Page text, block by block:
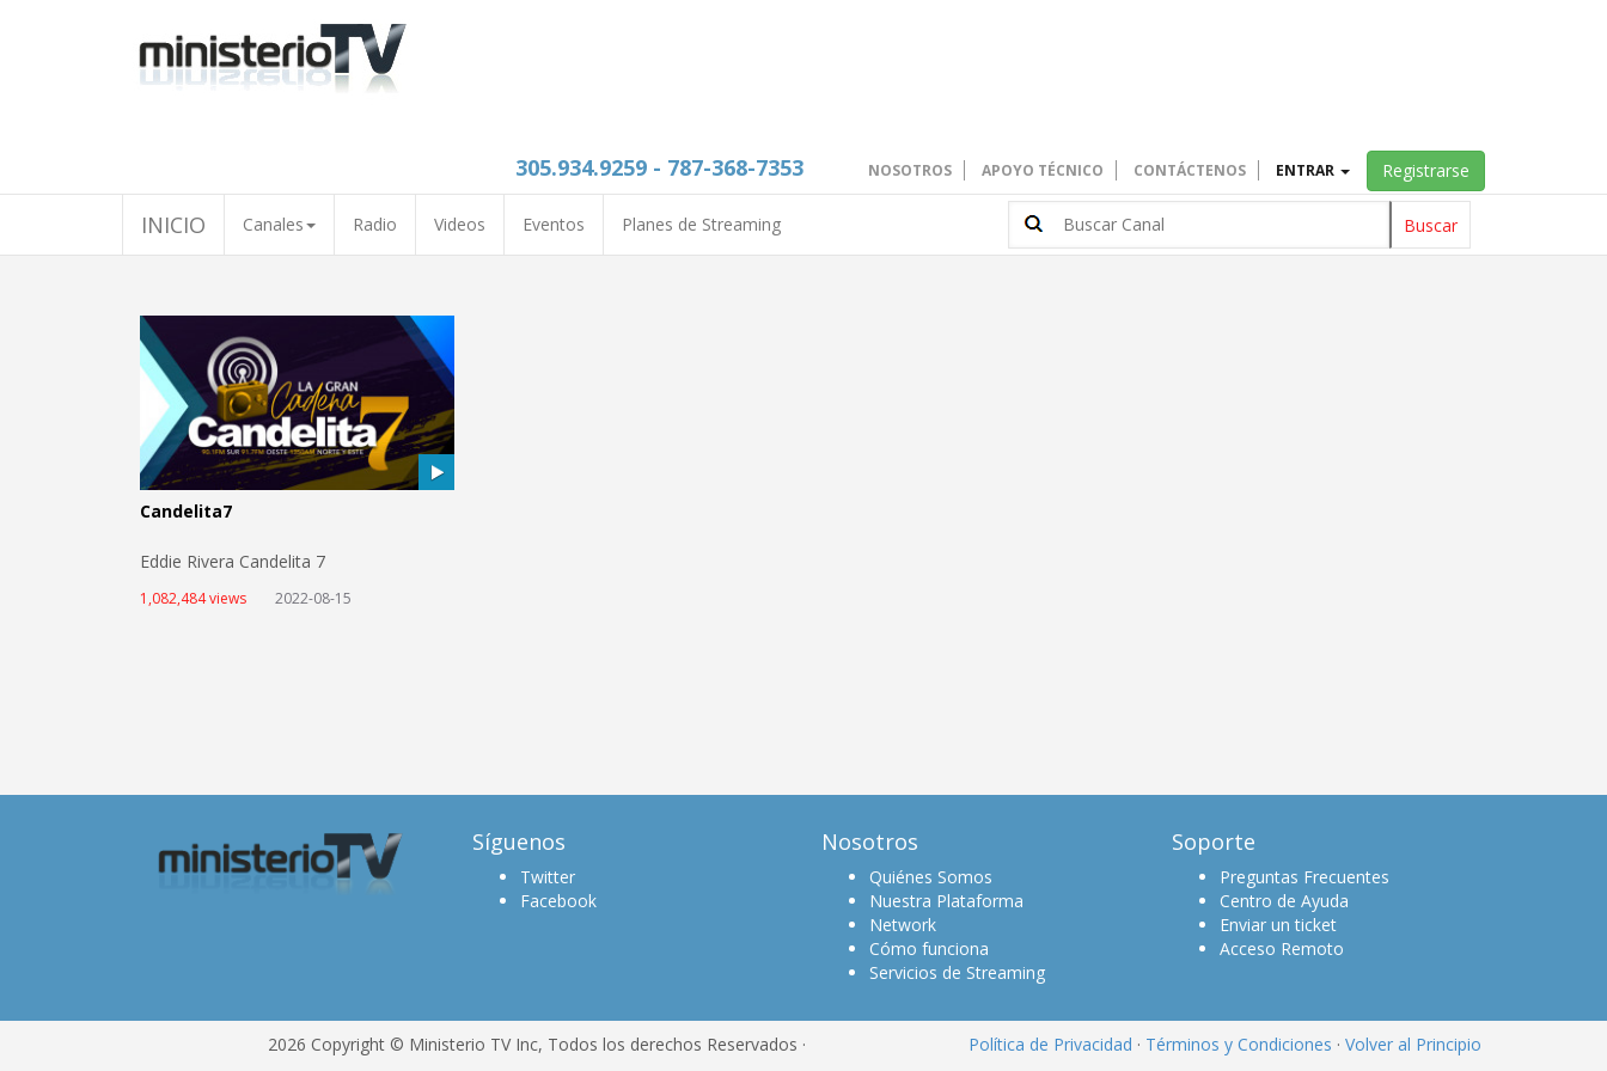
305.934.9259 - 787-368-7353 NOSOTROS APOYO TÉCNICO CONTÁCTENOS ENTRAR Registrarse
INICIO Canales Radio Videos Eventos Planes de Streaming
Candelita7
Eddie Rivera Candelita 7
1,082,484 views 2022-08-15
Síguenos
Twitter
Facebook
Nosotros
Quiénes Somos
Nuestra Plataforma
Network
Cómo funciona
Servicios de Streaming
Soporte
Preguntas Frecuentes
Centro de Ayuda
Enviar un ticket
Acceso Remoto
Política de Privacidad · Términos y Condiciones · Volver al Principio
2026 Copyright © Ministerio TV Inc, Todos los derechos Reservados ·